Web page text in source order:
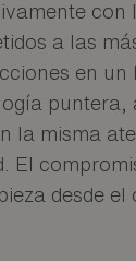
con
a las
en un
puntera,
la misma
El
desde el